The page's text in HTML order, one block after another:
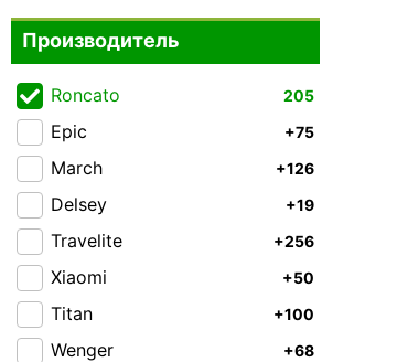
Производитель
205
Roncato
+75
Epic
+126
March
+19
Delsey
+256
Travelite
+50
Xiaomi
+100
Titan
+68
Wenger